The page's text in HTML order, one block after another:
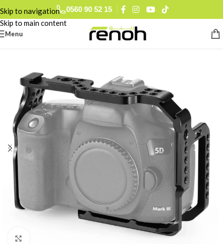
Skip to navigation
Skip to main content
0560 90 52 15
Menu